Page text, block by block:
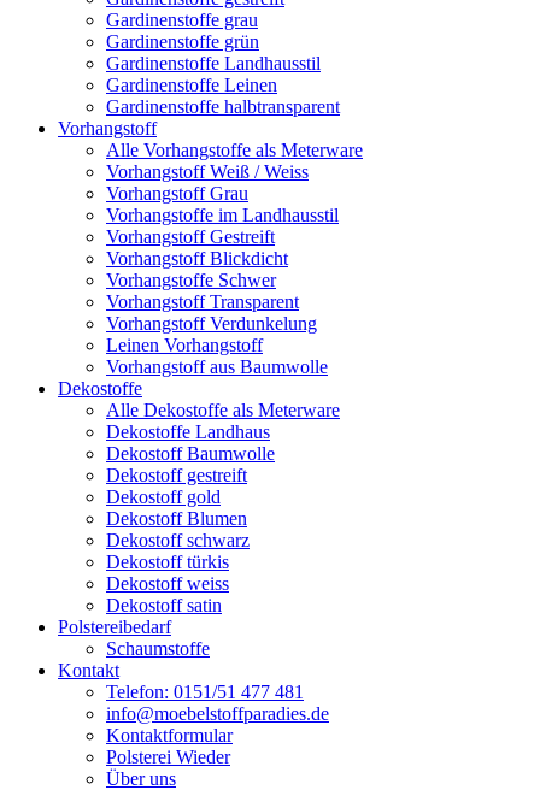
Gardinenstoffe grau
Gardinenstoffe grün
Gardinenstoffe Landhausstil
Gardinenstoffe Leinen
Gardinenstoffe halbtransparent
Vorhangstoff
Alle Vorhangstoffe als Meterware
Vorhangstoff Weiß / Weiss
Vorhangstoff Grau
Vorhangstoffe im Landhausstil
Vorhangstoff Gestreift
Vorhangstoff Blickdicht
Vorhangstoffe Schwer
Vorhangstoff Transparent
Vorhangstoff Verdunkelung
Leinen Vorhangstoff
Vorhangstoff aus Baumwolle
Dekostoffe
Alle Dekostoffe als Meterware
Dekostoffe Landhaus
Dekostoff Baumwolle
Dekostoff gestreift
Dekostoff gold
Dekostoff Blumen
Dekostoff schwarz
Dekostoff türkis
Dekostoff weiss
Dekostoff satin
Polstereibedarf
Schaumstoffe
Kontakt
Telefon: 0151/51 477 481
info@moebelstoffparadies.de
Kontaktformular
Polsterei Wieder
Über uns